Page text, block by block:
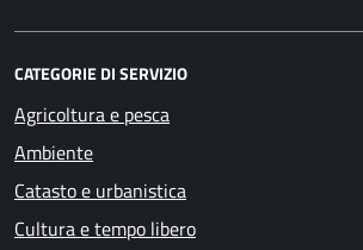
CATEGORIE DI SERVIZIO
Agricoltura e pesca
Ambiente
Catasto e urbanistica
Cultura e tempo libero